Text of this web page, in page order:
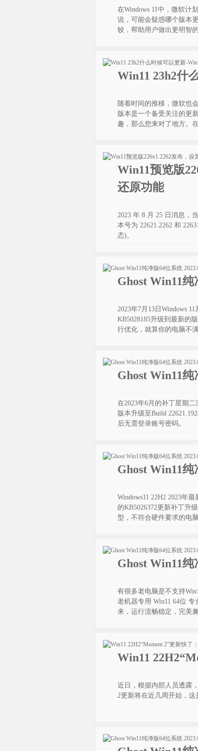
在Windows 11中，微软计
说，可能会疑惑哪个版本
较，帮助用户做出更明智的
Win11 23h2什
随着时间的推移，微软也
版本是一个备受关注的更
趣，那么您来对了地方。
Win11预览版
还原功能
2023 年 8 月 25 日消息，
本号为 22621.2262 和
态)。
Ghost Win11纯
2023年7月13日Windows
KB5028185升级到最新的
行优化，就算你的电脑不
Ghost Win11纯
在2023年6月的补丁星期
版本升级至Build
后无需登录账号密码。
Ghost Win11纯
Windows11 22H2 2023年
的KB5026372更新补丁升
型，不符合硬件要求的电
Ghost Win11纯
有很多老电脑是不支持
老机器专用 Win11 64位 专
来，运行流畅稳定，完美
Win11
近日，根据内部人员透露
2更新将在近几周开始，这